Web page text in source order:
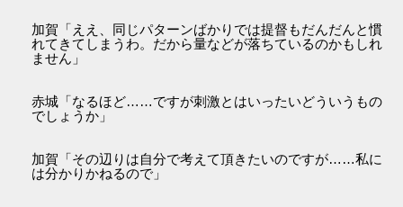
加賀「ええ、同じパターンばかりでは提督もだんだんと慣
れてきてしまうわ。だから量などが落ちているのかもしれ
ません」
赤城「なるほど……ですが刺激とはいったいどういうもの
でしょうか」
加賀「その辺りは自分で考えて頂きたいのですが……私に
は分かりかねるので」